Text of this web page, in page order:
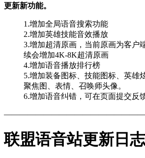
更新新功能。
1.增加全局语音搜索功能
2.增加英雄技能音效播放
3.增加超清原画，当前原画为客户
续会增加4K-8K超清原画
4.增加语音播放排行榜
5.增加装备图标、技能图标、英雄
聚焦图、表情、召唤师头像。
6.增加语音纠错，可在页面提交反馈
联盟语音站更新日志